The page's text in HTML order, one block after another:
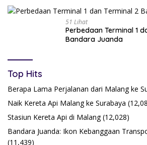
51 Lihat
Perbedaan Terminal 1
Bandara Juanda
Top Hits
Berapa Lama Perjalanan dari Malang ke
Naik Kereta Api Malang ke Surabaya
Stasiun Kereta Api di Malang (12,028)
Bandara Juanda: Ikon Kebanggaan
(11,439)